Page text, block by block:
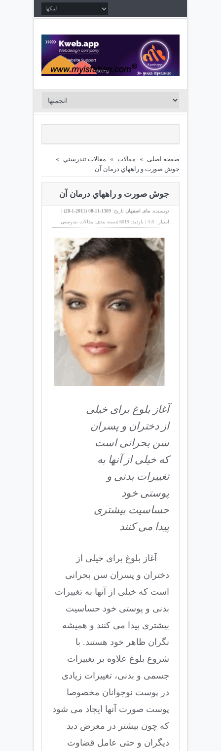
صفحه اصلی » مقالات » مقالات تندرستي »
جوش صورت و راههاي درمان آن
جوش صورت و راههاي درمان آن
نویسنده: مای اصفهان تاریخ: 1389-11-08 (
2011-1-28
)
|
امتیاز : 4.8
| بازدید: 6019
|دسته بندی: مقالات تندرستي
آغاز بلوغ برای خیلی
از دختران و پسران
سن بحرانی است
که خیلی از آنها به
تغییرات بدنی و
پوستی خود
حساسیت بیشتری
پیدا می کنند
آغاز بلوغ برای خیلی از
دختران و پسران سن بحرانی
است که خیلی از آنها به تغییرات
بدنی و پوستی خود حساسیت
بیشتری پیدا می کنند و همیشه
نگران ظاهر خود هستند. با
شروع بلوغ علاوه بر تغییرات
جسمی و بدنی، تغییرات زیادی
در پوست نوجوانان مخصوصا
پوست صورت آنها ایجاد می شود
که چون بیشتر در معرض دید
دیگران و حتی عامل قضاوت